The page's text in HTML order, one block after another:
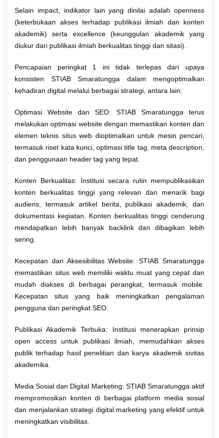
Selain impact, indikator lain yang dinilai adalah openness
(keterbukaan akses terhadap publikasi ilmiah dan konten
akademik) serta excellence (keunggulan akademik yang
diukur dari publikasi ilmiah berkualitas tinggi dan sitasi).
Pencapaian peringkat 1 ini tidak terlepas dari upaya
konsisten STIAB Smaratungga dalam mengoptimalkan
kehadiran digital melalui berbagai strategi, antara lain:
Optimasi Website dan SEO: STIAB Smaratungga terus
melakukan optimasi website dengan memastikan konten dan
elemen teknis situs web dioptimalkan untuk mesin pencari,
termasuk riset kata kunci, optimasi title tag, meta description,
dan penggunaan header tag yang tepat.
Konten Berkualitas: Institusi secara rutin mempublikasikan
konten berkualitas tinggi yang relevan dan menarik bagi
audiens, termasuk artikel berita, publikasi akademik, dan
dokumentasi kegiatan. Konten berkualitas tinggi cenderung
mendapatkan lebih banyak backlink dan dibagikan lebih
sering.
Kecepatan dan Aksesibilitas Website: STIAB Smaratungga
memastikan situs web memiliki waktu muat yang cepat dan
mudah diakses di berbagai perangkat, termasuk mobile.
Kecepatan situs yang baik meningkatkan pengalaman
pengguna dan peringkat SEO.
Publikasi Akademik Terbuka: Institusi menerapkan prinsip
open access untuk publikasi ilmiah, memudahkan akses
publik terhadap hasil penelitian dan karya akademik sivitas
akademika.
Media Sosial dan Digital Marketing: STIAB Smaratungga aktif
mempromosikan konten di berbagai platform media sosial
dan menjalankan strategi digital marketing yang efektif untuk
meningkatkan visibilitas.